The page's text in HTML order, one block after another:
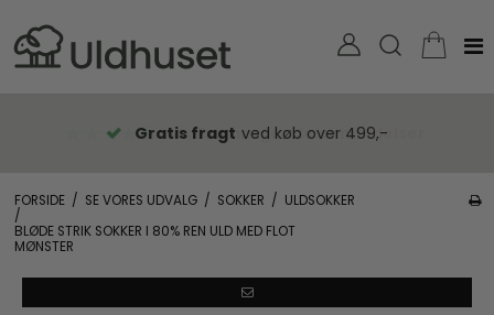
Gratis fragt ved køb over 499,-
FORSIDE / SE VORES UDVALG / SOKKER / ULDSOKKER
/
BLØDE STRIK SOKKER I 80% REN ULD MED FLOT
MØNSTER